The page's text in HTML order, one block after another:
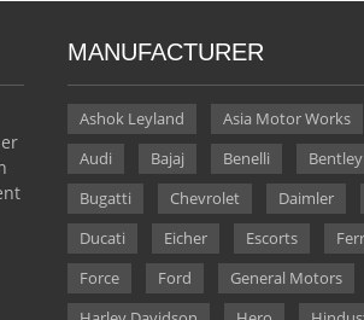
MANUFACTURER
Ashok Leyland Asia Motor Works
Audi
Bajaj Benelli Bentley
Bugatti
Chevrolet Daimler
Ducati
Eicher Escorts
Force
Ford
General Motors